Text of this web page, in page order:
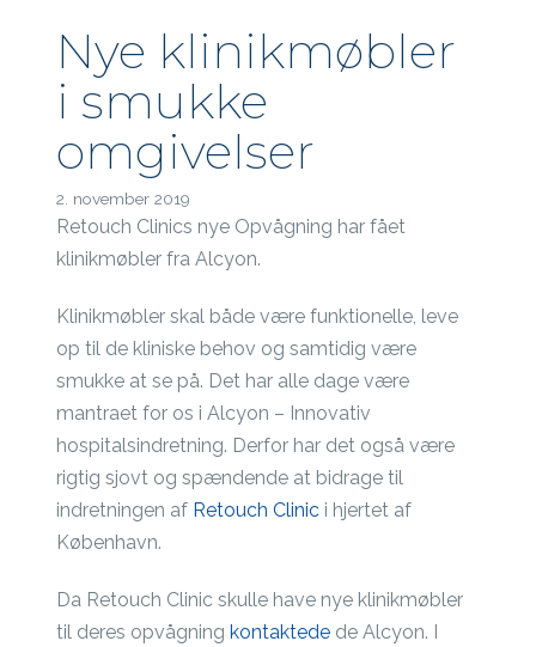
Nye klinikmøbler
i smukke
omgivelser
2. november 2019
Retouch Clinics nye Opvågning har fået
klinikmøbler fra Alcyon.
Klinikmøbler skal både være funktionelle, leve
op til de kliniske behov og samtidig være
smukke at se på. Det har alle dage være
mantraet for os i Alcyon – Innovativ
hospitalsindretning. Derfor har det også være
rigtig sjovt og spændende at bidrage til
indretningen af Retouch Clinic i hjertet af
København.
Da Retouch Clinic skulle have nye klinikmøbler
til deres opvågning kontaktede de Alcyon. I